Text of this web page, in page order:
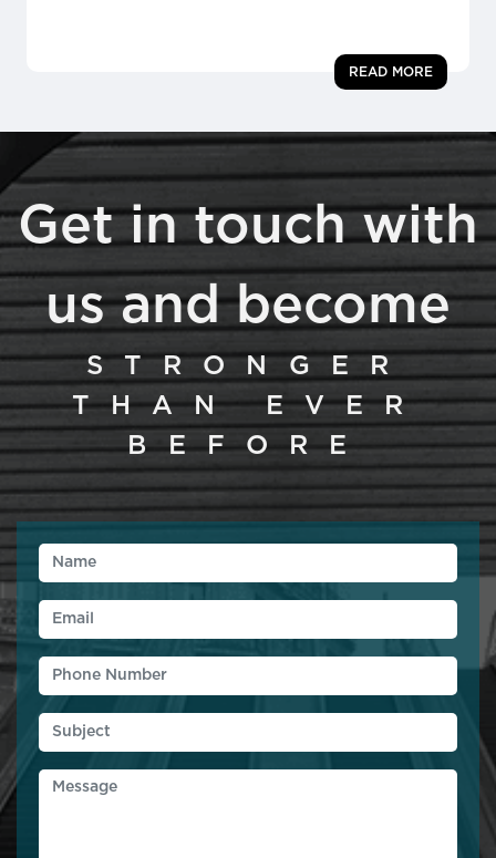
READ MORE
Get in touch with
us and become
STRONGER
THAN EVER
BEFORE